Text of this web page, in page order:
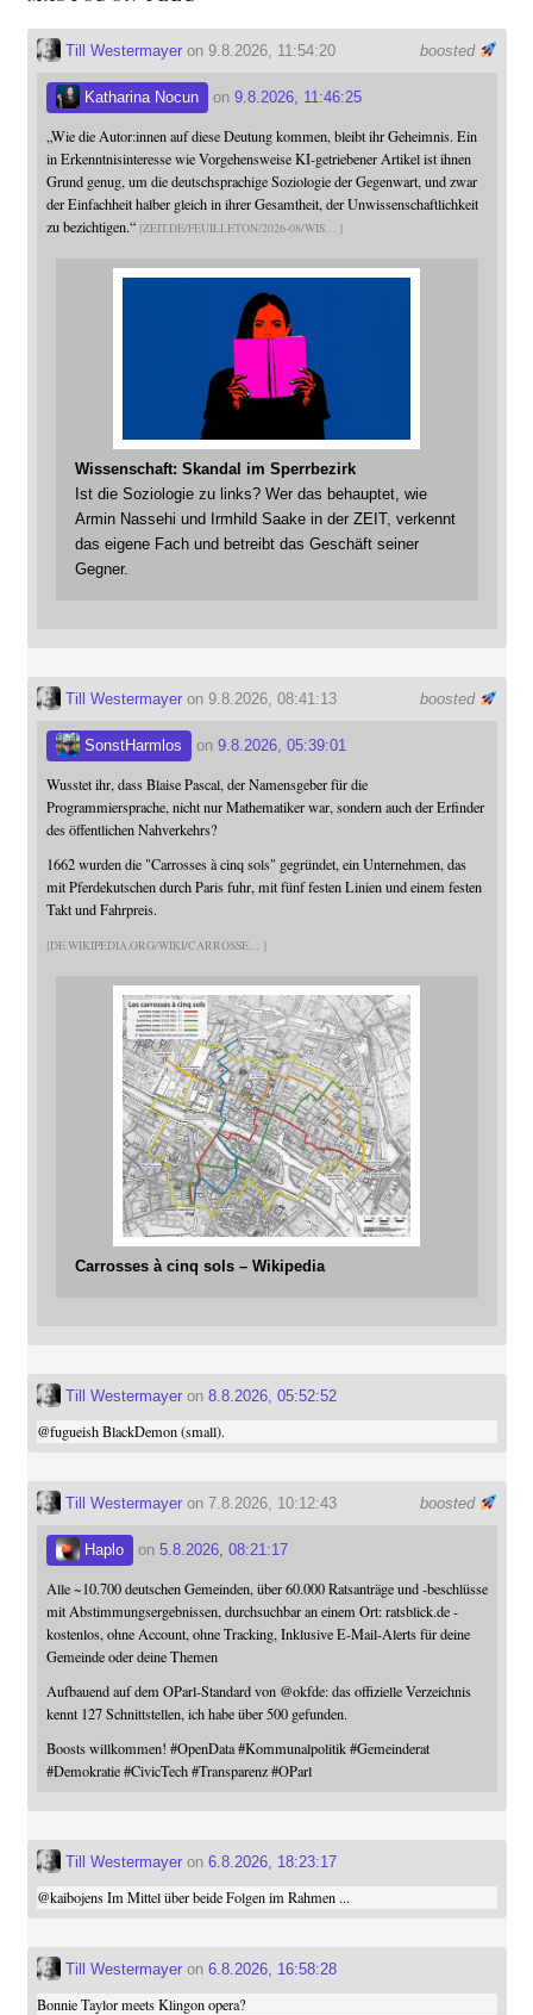
boosted
Till Westermayeron 9.8.2026, 11:54:20
Katharina Nocun on 9.8.2026, 11:46:25
„Wie die Autor:innen auf diese Deutung kommen, bleibt ihr Geheimnis. Ein
in Erkenntnisinteresse wie Vorgehensweise KI-getriebener Artikel ist ihnen
Grund genug, um die deutschsprachige Soziologie der Gegenwart, und zwar
der Einfachheit halber gleich in ihrer Gesamtheit, der Unwissenschaftlichkeit
zu bezichtigen.“ ZEIT.DE/FEUILLETON/2026-08/WIS
Wissenschaft: Skandal im Sperrbezirk
Ist die Soziologie zu links? Wer das behauptet, wie
Armin Nassehi und Irmhild Saake in der ZEIT, verkennt
das eigene Fach und betreibt das Geschäft seiner
Gegner.
boosted
Till Westermayeron 9.8.2026, 08:41:13
SonstHarmlos on 9.8.2026, 05:39:01
Wusstet ihr, dass Blaise Pascal, der Namensgeber für die
Programmiersprache, nicht nur Mathematiker war, sondern auch der Erfinder
des öffentlichen Nahverkehrs?
1662 wurden die "Carrosses à cinq sols" gegründet, ein Unternehmen, das
mit Pferdekutschen durch Paris fuhr, mit fünf festen Linien und einem festen
Takt und Fahrpreis.
DE.WIKIPEDIA.ORG/WIKI/CARROSSE
Carrosses à cinq sols – Wikipedia
Till Westermayeron 8.8.2026, 05:52:52
@fugueishBlackDemon (small).
boosted
Till Westermayeron 7.8.2026, 10:12:43
Haplo on 5.8.2026, 08:21:17
Alle ~10.700 deutschen Gemeinden, über 60.000 Ratsanträge und -beschlüsse
mit Abstimmungsergebnissen, durchsuchbar an einem Ort: ratsblick.de -
kostenlos, ohne Account, ohne Tracking, Inklusive E-Mail-Alerts für deine
Gemeinde oder deine Themen
Aufbauend auf dem OParl-Standard von @okfde: das offizielle Verzeichnis
kennt 127 Schnittstellen, ich habe über 500 gefunden.
Boosts willkommen! #OpenData #Kommunalpolitik #Gemeinderat
#Demokratie #CivicTech #Transparenz #OParl
Till Westermayeron 6.8.2026, 18:23:17
@kaibojensIm Mittel über beide Folgen im Rahmen ...
Till Westermayeron 6.8.2026, 16:58:28
Bonnie Taylor meets Klingon opera?